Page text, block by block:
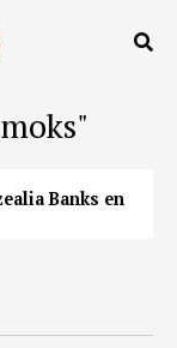
Banks en